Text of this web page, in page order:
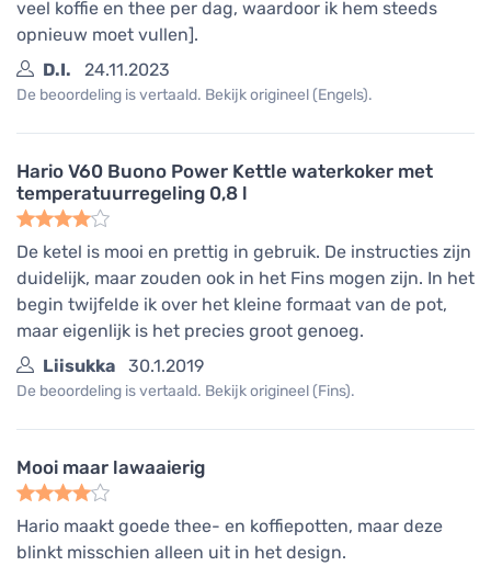
veel koffie en thee per dag, waardoor ik hem steeds
opnieuw moet vullen].
D.I.
24.11.2023
De beoordeling is vertaald. Bekijk origineel (Engels).
Hario V60 Buono Power Kettle waterkoker met
temperatuurregeling 0,8 l
De ketel is mooi en prettig in gebruik. De instructies zijn
duidelijk, maar zouden ook in het Fins mogen zijn. In het
begin twijfelde ik over het kleine formaat van de pot,
maar eigenlijk is het precies groot genoeg.
Liisukka
30.1.2019
De beoordeling is vertaald. Bekijk origineel (Fins).
Mooi maar lawaaierig
Hario maakt goede thee- en koffiepotten, maar deze
blinkt misschien alleen uit in het design.